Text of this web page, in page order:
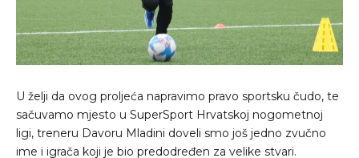
U želji da ovog proljeća napravimo pravo sportsku čudo, te
sačuvamo mjesto u SuperSport Hrvatskoj nogometnoj
ligi, treneru Davoru Mladini doveli smo još jedno zvučno
ime i igrača koji je bio predodređen za velike stvari.